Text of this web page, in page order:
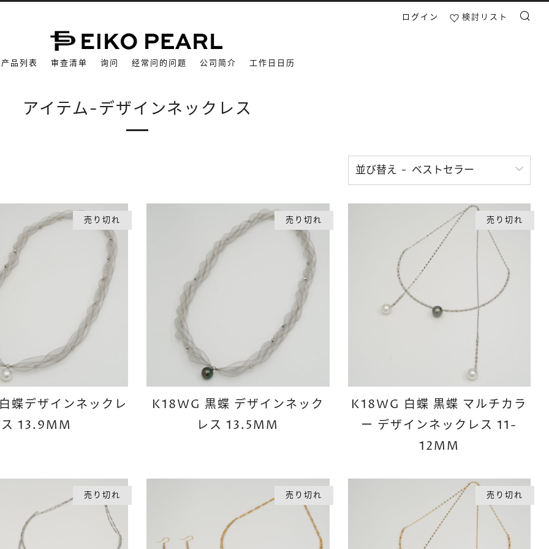
产品列表 审查清单 询问 经常问的问题 公司简介 工作日日历
ログイン 検討リスト
アイテム-デザインネックレス
並び替え
売り切れ
蝶デザインネックレ
ス 13.9MM
売り切れ
K18WG 黒蝶 デザインネック
レス 13.5MM
売り切れ
K18WG 白蝶 黒蝶 マルチカラ
ー デザインネックレス 11-
12MM
売り切れ 売り切れ 売り切れ